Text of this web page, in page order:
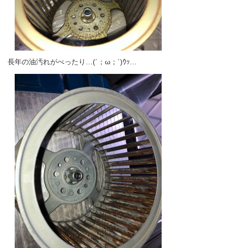
長年の油汚れがべったり…(´；ω；`)ｳｯ…